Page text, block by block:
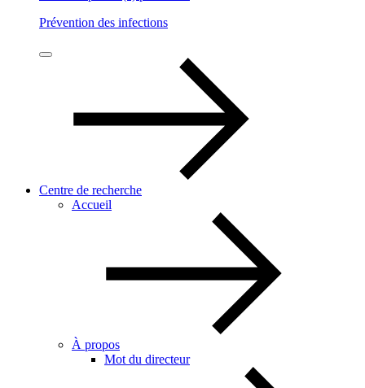
Prévention des infections
Centre de recherche
Accueil
À propos
Mot du directeur